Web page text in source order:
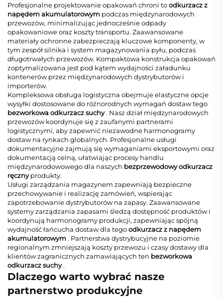
Profesjonalne projektowanie opakowań chroni toodkurzacz z
napędem akumulatorowym podczas międzynarodowych
przewozów, minimalizując jednocześnie odpady
opakowaniowe oraz koszty transportu. Zaawansowane
materiały ochronne zabezpieczają kluczowe komponenty, w
tym zespół silnika i system magazynowania pyłu, podczas
długotrwałych przewozów. Kompaktowa konstrukcja opakowań
zoptymalizowana jest pod kątem wydajności załadunku
kontenerów przez międzynarodowych dystrybutorów i
importerów.
Kompleksowa obsługa logistyczna obejmuje elastyczne opcje
wysyłki dostosowane do różnorodnych wymagań dostaw tego
bezworkowa odkurzacz suchy. Nasz dział międzynarodowych
przewozów koordynuje się z zaufanymi partnerami
logistycznymi, aby zapewnić niezawodne harmonogramy
dostaw na rynkach globalnych. Profesjonalne usługi
dokumentacyjne zajmują się wymaganiami eksportowymi oraz
dokumentacją celną, ułatwiając procesy handlu
międzynarodowowego dla naszych bezprzewodowy odkurzacz
ręcznyprodukty.
Usługi zarządzania magazynem zapewniają bezpieczne
przechowywanie i realizację zamówień, wspierając
zapotrzebowanie dystrybutorów na zapasy. Zaawansowane
systemy zarządzania zapasami śledzą dostępność produktów i
koordynują harmonogramy produkcji, zapewniając spójną
wydajność łańcucha dostaw dla tegoodkurzacz z napędem
akumulatorowym . Partnerstwa dystrybucyjne na poziomie
regionalnym zmniejszają koszty przewozu i czasy dostawy dla
klientów zagranicznych zamawiających ten bezworkowa
odkurzacz suchy.
Dlaczego warto wybrać nasze
partnerstwo produkcyjne